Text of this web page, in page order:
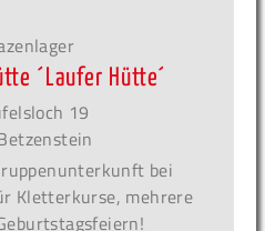
´Laufer Hütte´
19
bei
Kletterkurse, mehrere